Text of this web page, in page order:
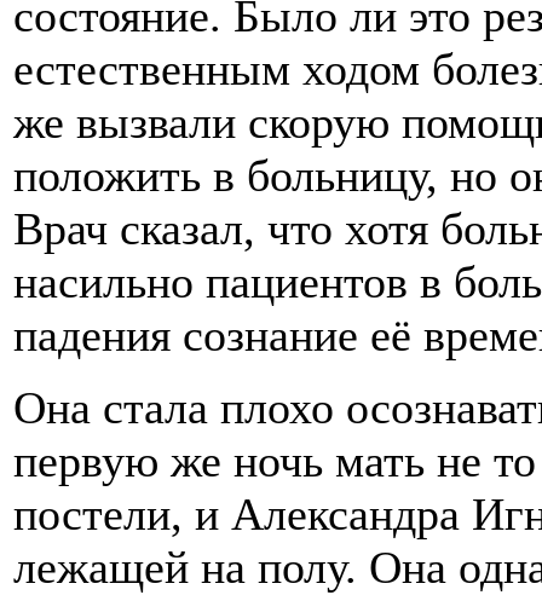
состояние. Было ли это
естественным ходом
же вызвали скорую
положить в больницу, но
Врач сказал, что хотя
насильно пациентов в
падения сознание её
Она стала плохо
первую же ночь мать не
постели, и Александра
лежащей на полу. Она